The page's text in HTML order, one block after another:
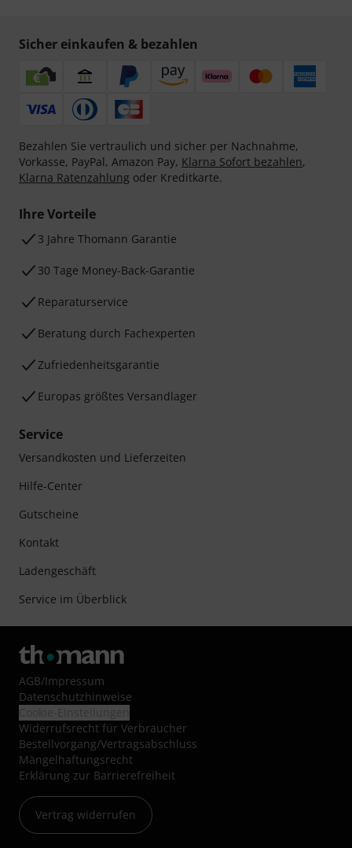
Sicher einkaufen & bezahlen
Bezahlen Sie vertraulich und sicher per Nachnahme,
Vorkasse, PayPal, Amazon Pay, Klarna Sofort bezahlen,
Klarna Ratenzahlung oder Kreditkarte.
Ihre Vorteile
3 Jahre Thomann Garantie
30 Tage Money-Back-Garantie
Reparaturservice
Beratung durch Fachexperten
Zufriedenheitsgarantie
Europas größtes Versandlager
Service
Versandkosten und Lieferzeiten
Hilfe-Center
Gutscheine
Kontakt
Ladengeschäft
Service im Überblick
AGB/Impressum
Datenschutzhinweise
Widerrufsrecht für Verbraucher
Bestellvorgang/Vertragsabschluss
Mängelhaftungsrecht
Erklärung zur Barrierefreiheit
Vertrag widerrufen